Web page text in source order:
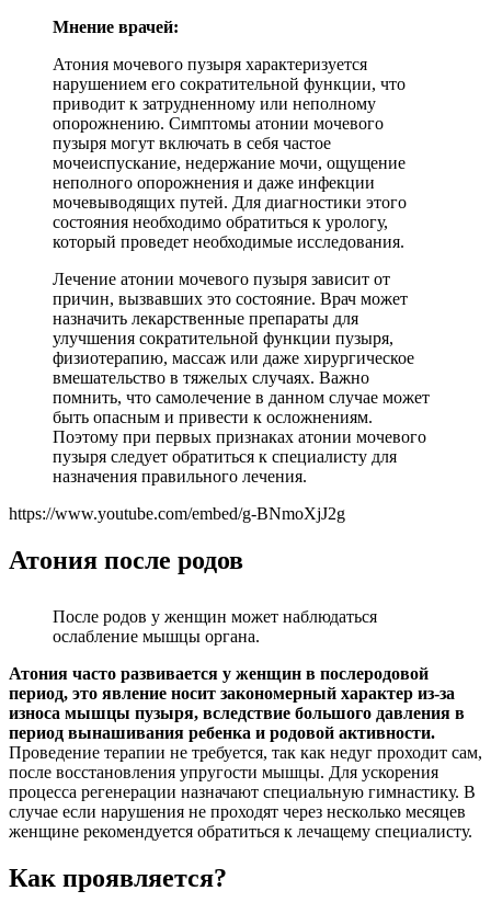
Мнение врачей:
Атония мочевого пузыря характеризуется
нарушением его сократительной функции, что
приводит к затрудненному или неполному
опорожнению. Симптомы атонии мочевого
пузыря могут включать в себя частое
мочеиспускание, недержание мочи, ощущение
неполного опорожнения и даже инфекции
мочевыводящих путей. Для диагностики этого
состояния необходимо обратиться к урологу,
который проведет необходимые исследования.
Лечение атонии мочевого пузыря зависит от
причин, вызвавших это состояние. Врач может
назначить лекарственные препараты для
улучшения сократительной функции пузыря,
физиотерапию, массаж или даже хирургическое
вмешательство в тяжелых случаях. Важно
помнить, что самолечение в данном случае может
быть опасным и привести к осложнениям.
Поэтому при первых признаках атонии мочевого
пузыря следует обратиться к специалисту для
назначения правильного лечения.
https://www.youtube.com/embed/g-BNmoXjJ2g
Атония после родов
После родов у женщин может наблюдаться
ослабление мышцы органа.
Атония часто развивается у женщин в послеродовой
период, это явление носит закономерный характер из-за
износа мышцы пузыря, вследствие большого давления в
период вынашивания ребенка и родовой активности.
Проведение терапии не требуется, так как недуг проходит сам,
после восстановления упругости мышцы. Для ускорения
процесса регенерации назначают специальную гимнастику. В
случае если нарушения не проходят через несколько месяцев
женщине рекомендуется обратиться к лечащему специалисту.
Как проявляется?